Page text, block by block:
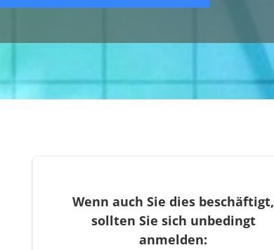
Wenn auch Sie dies beschäftigt,
sollten Sie sich unbedingt
anmelden: